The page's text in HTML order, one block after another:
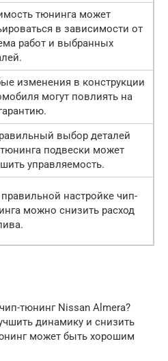
тюнинга может
в зависимости от
работ и выбранных
изменения в конструкции
могут повлиять на
выбор деталей
подвески может
управляемость.
настройке чип-
можно снизить расход
тюнинг Nissan Almera?
динамику и снизить
может быть хорошим